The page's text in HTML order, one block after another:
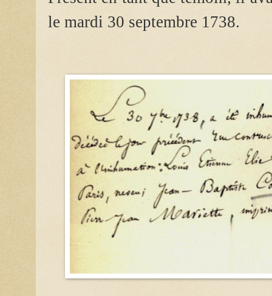
le mardi 30 septembre 1738.